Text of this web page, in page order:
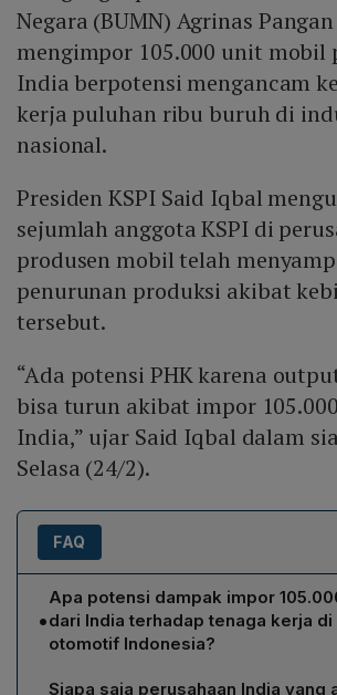
Negara (BUMN) Agrinas
mengimpor 105.000 unit mobil
India berpotensi mengancam
kerja puluhan ribu buruh di
nasional.
Presiden KSPI Said Iqbal
sejumlah anggota KSPI di
produsen mobil telah
penurunan produksi akibat
tersebut.
“Ada potensi PHK karena
bisa turun akibat impor
India,” ujar Said Iqbal dalam
Selasa (24/2).
FAQ
•
Apa potensi dampak impor
dari India terhadap tenaga kerja
otomotif Indonesia?
KSPI menilai impor tersebut dapat
Siapa saja perusahaan India yang